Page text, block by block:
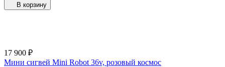
В корзину
17 900 ₽
Мини сигвей Mini Robot 36v, розовый космос